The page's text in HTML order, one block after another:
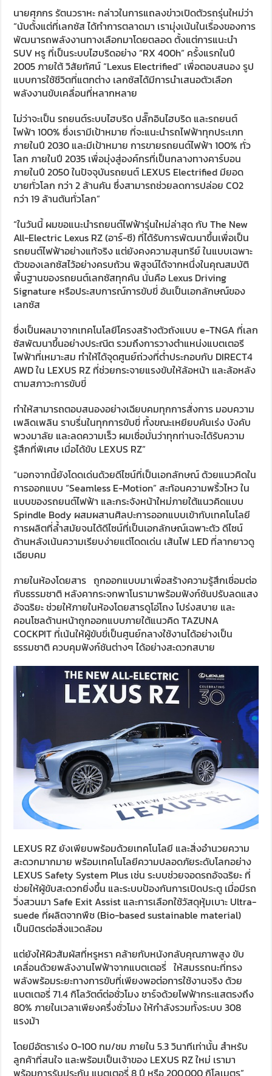
นายศุภกร รัตนวราหะ กล่าวในการแถลงข่าวเปิดตัวรถรุ่นใหม่ว่า
“นับตั้งแต่ที่เลกซัส ได้ทำการตลาดมา เรามุ่งเน้นในเรื่องของการ
พัฒนารถพลังงานทางเลือกมาโดยตลอด ตั้งแต่การแนะนำ
SUV หรู ที่เป็นระบบไฮบริดอย่าง “RX 400h” ครั้งแรกในปี
2005 ภายใต้ วิสัยทัศน์ “Lexus Electrified” เพื่อตอบสนอง รูป
แบบการใช้ชีวิตที่แตกต่าง เลกซัสได้มีการนำเสนอตัวเลือก
พลังงานขับเคลื่อนที่หลากหลาย
ไม่ว่าจะเป็น รถยนต์ระบบไฮบริด ปลั๊กอินไฮบริด และรถยนต์
ไฟฟ้า 100% ซึ่งเรามีเป้าหมาย ที่จะแนะนำรถไฟฟ้าทุกประเภท
ภายในปี 2030 และมีเป้าหมาย การขายรถยนต์ไฟฟ้า 100% ทั่ว
โลก ภายในปี 2035 เพื่อมุ่งสู่องค์กรที่เป็นกลางทางคาร์บอน
ภายในปี 2050 ในปัจจุบันรถยนต์ LEXUS Electrified มียอด
ขายทั่วโลก กว่า 2 ล้านคัน ซึ่งสามารถช่วยลดการปล่อย CO2
กว่า 19 ล้านตันทั่วโลก”
“ในวันนี้ ผมขอแนะนำรถยนต์ไฟฟ้ารุ่นใหม่ล่าสุด กับ The New
All-Electric Lexus RZ (อาร์-ซี) ที่ได้รับการพัฒนาขึ้นเพื่อเป็น
รถยนต์ไฟฟ้าอย่างแท้จริง แต่ยังคงความสุนทรีย์ ในแบบเฉพาะ
ตัวของเลกซัสไว้อย่างครบถ้วน พิสูจน์ได้จากหนึ่งในคุณสมบัติ
พื้นฐานของรถยนต์เลกซัสทุกคัน นั่นคือ Lexus Driving
Signature หรือประสบการณ์การขับขี่ อันเป็นเอกลักษณ์ของ
เลกซัส
ซึ่งเป็นผลมาจากเทคโนโลยีโครงสร้างตัวถังแบบ e-TNGA ที่เลก
ซัสพัฒนาขึ้นอย่างประณีต รวมถึงการวางตำแหน่งแบตเตอรี
ไฟฟ้าที่เหมาะสม ทำให้ได้จุดศูนย์ถ่วงที่ต่ำประกอบกับ DIRECT4
AWD ใน LEXUS RZ ที่ช่วยกระจายแรงขับให้ล้อหน้า และล้อหลัง
ตามสภาวะการขับขี่
ทำให้สามารถตอบสนองอย่างเฉียบคมทุกการสั่งการ มอบความ
เพลิดเพลิน ราบรื่นในทุกการขับขี่ ทั้งขณะเหยียบคันเร่ง บังคับ
พวงมาลัย และลดความเร็ว ผมเชื่อมั่นว่าทุกท่านจะได้รับความ
รู้สึกที่พิเศษ เมื่อได้ขับ LEXUS RZ”
“นอกจากนี้ยังโดดเด่นด้วยดีไซน์ที่เป็นเอกลักษณ์ ด้วยแนวคิดใน
การออกแบบ “Seamless E-Motion” สะท้อนความพริ้วไหว ใน
แบบของรถยนต์ไฟฟ้า และกระจังหน้าใหม่ภายใต้แนวคิดแบบ
Spindle Body ผสมผสานศิลปะการออกแบบเข้ากับเทคโนโลยี
การผลิตที่ล้ำสมัยจนได้ดีไซน์ที่เป็นเอกลักษณ์เฉพาะตัว ดีไซน์
ด้านหลังเน้นความเรียบง่ายแต่โดดเด่น เส้นไฟ LED ที่ลากยาวดู
เฉียบคม
ภายในห้องโดยสาร ถูกออกแบบมาเพื่อสร้างความรู้สึกเชื่อมต่อ
กับธรรมชาติ หลังคากระจกพาโนรามาพร้อมฟังก์ชันปรับลดแสง
อัจฉริยะ ช่วยให้ภายในห้องโดยสารดูโอ่โถง โปร่งสบาย และ
คอนโซลด้านหน้าถูกออกแบบภายใต้แนวคิด TAZUNA
COCKPIT ที่เน้นให้ผู้ขับขี่เป็นศูนย์กลางใช้งานได้อย่างเป็น
ธรรมชาติ ควบคุมฟังก์ชันต่างๆ ได้อย่างสะดวกสบาย
LEXUS RZ ยังเพียบพร้อมด้วยเทคโนโลยี และสิ่งอำนวยความ
สะดวกมากมาย พร้อมเทคโนโลยีความปลอดภัยระดับโลกอย่าง
LEXUS Safety System Plus เช่น ระบบช่วยจอดรถอัจฉริยะ ที่
ช่วยให้ผู้ขับสะดวกยิ่งขึ้น และระบบป้องกันการเปิดประตู เมื่อมีรถ
วิ่งสวนมา Safe Exit Assist และการเลือกใช้วัสดุหุ้มเบาะ Ultra-
suede ที่ผลิตจากพืช (Bio-based sustainable material)
เป็นมิตรต่อสิ่งแวดล้อม
แต่ยังให้ผิวสัมผัสที่หรูหรา คล้ายกับหนังกลับคุณภาพสูง ขับ
เคลื่อนด้วยพลังงานไฟฟ้าจากแบตเตอรี่ ให้สมรรถนะที่ทรง
พลังพร้อมระยะทางการขับที่เพียงพอต่อการใช้งานจริง ด้วย
แบตเตอรี่ 71.4 กิโลวัตต์ต่อชั่วโมง ชาร์จด้วยไฟฟ้ากระแสตรงถึง
80% ภายในเวลาเพียงครึ่งชั่วโมง ให้กำลังรวมทั้งระบบ 308
แรงม้า
โดยมีอัตราเร่ง 0-100 กม/ชม ภายใน 5.3 วินาทีเท่านั้น สำหรับ
ลูกค้าที่สนใจ และพร้อมเป็นเจ้าของ LEXUS RZ ใหม่ เรามา
พร้อมการรับประกัน แบตเตอรี่ 8 ปี หรือ 200,000 กิโลเมตร”